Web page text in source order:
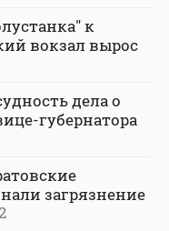
к
вокзал вырос
дела о
губернатора
загрязнение